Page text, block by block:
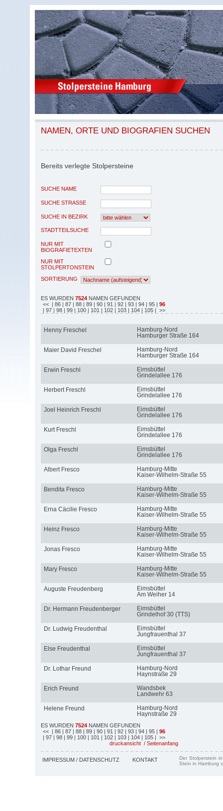
NAMEN, ORTE UND BIOGRAFIEN SUCHEN
Bereits verlegte Stolpersteine
SUCHE NAME
SUCHE STRASSE
SUCHE IN BEZIRK
STADTTEILSUCHE
NUR MIT
BIOGRAFIETEXTEN
NUR MIT
STOLPERTONSTEIN
SORTIERUNG
ES WURDEN 7524 NAMEN GEFUNDEN
<< | 86 | 87 | 88 | 89 | 90 | 91 | 92 | 93 | 94 | 95 | 96
| 97 | 98 | 99 | 100 | 101 | 102 | 103 | 104 | 105 | >>
Henny Freschel
Hamburg-Nord
Hamburger Straße 164
Maier David Freschel
Hamburg-Nord
Hamburger Straße 164
Erwin Freschl
Eimsbüttel
Grindelallee 176
Herbert Freschl
Eimsbüttel
Grindelallee 176
Joel Heinrich Freschl
Eimsbüttel
Grindelallee 176
Kurt Freschl
Eimsbüttel
Grindelallee 176
Olga Freschl
Eimsbüttel
Grindelallee 176
Albert Fresco
Hamburg-Mitte
Kaiser-Wilhelm-Straße 55
Bendita Fresco
Hamburg-Mitte
Kaiser-Wilhelm-Straße 55
Erna Cäcilie Fresco
Hamburg-Mitte
Kaiser-Wilhelm-Straße 55
Heinz Fresco
Hamburg-Mitte
Kaiser-Wilhelm-Straße 55
Jonas Fresco
Hamburg-Mitte
Kaiser-Wilhelm-Straße 55
Mary Fresco
Hamburg-Mitte
Kaiser-Wilhelm-Straße 55
Auguste Freudenberg
Eimsbüttel
Am Weiher 14
Dr. Hermann Freudenberger
Eimsbüttel
Grindelhof 30 (TTS)
Dr. Ludwig Freudenthal
Eimsbüttel
Jungfrauenthal 37
Else Freudenthal
Eimsbüttel
Jungfrauenthal 37
Dr. Lothar Freund
Hamburg-Nord
Haynstraße 29
Erich Freund
Wandsbek
Landwehr 63
Helene Freund
Hamburg-Nord
Haynstraße 29
ES WURDEN 7524 NAMEN GEFUNDEN
<< | 86 | 87 | 88 | 89 | 90 | 91 | 92 | 93 | 94 | 95 | 96
| 97 | 98 | 99 | 100 | 101 | 102 | 103 | 104 | 105 | >>
druckansicht / Seitenanfang
IMPRESSUM / DATENSCHUTZ KONTAKT
Der Stolperstein
Stein in Hamburg